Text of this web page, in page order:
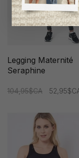
Legging Maternité
Seraphine
104,95$CA